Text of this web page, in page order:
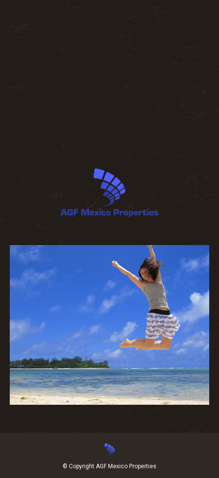
© Copyright AGF Mexico Properties